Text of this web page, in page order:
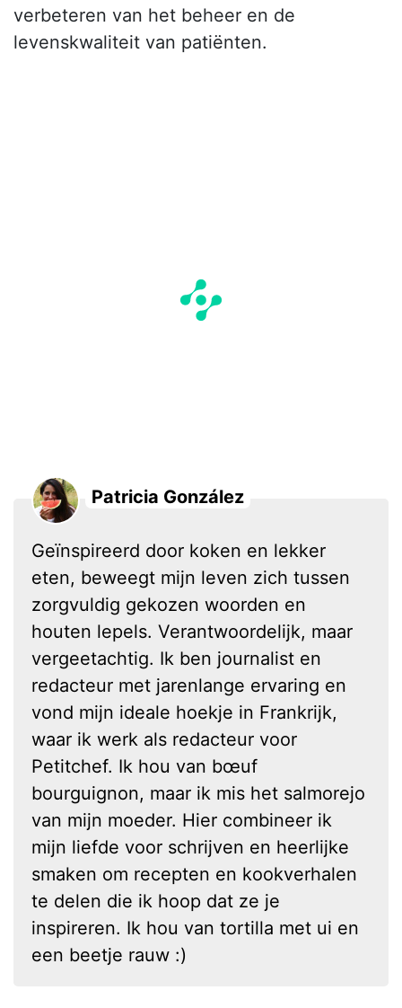
verbeteren van het beheer en de
levenskwaliteit van patiënten.
Patricia González
Geïnspireerd door koken en lekker
eten, beweegt mijn leven zich tussen
zorgvuldig gekozen woorden en
houten lepels. Verantwoordelijk, maar
vergeetachtig. Ik ben journalist en
redacteur met jarenlange ervaring en
vond mijn ideale hoekje in Frankrijk,
waar ik werk als redacteur voor
Petitchef. Ik hou van bœuf
bourguignon, maar ik mis het salmorejo
van mijn moeder. Hier combineer ik
mijn liefde voor schrijven en heerlijke
smaken om recepten en kookverhalen
te delen die ik hoop dat ze je
inspireren. Ik hou van tortilla met ui en
een beetje rauw :)